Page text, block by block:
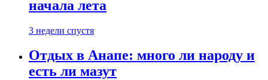
начала лета
3 недели спустя
Отдых в Анапе: много ли народу и
есть ли мазут